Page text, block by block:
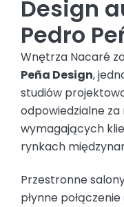
Design
Pedro
Wnętrza Nacaré
Peña Design,
studiów
odpowiedzialne
wymagających
rynkach
Przestronne
płynne